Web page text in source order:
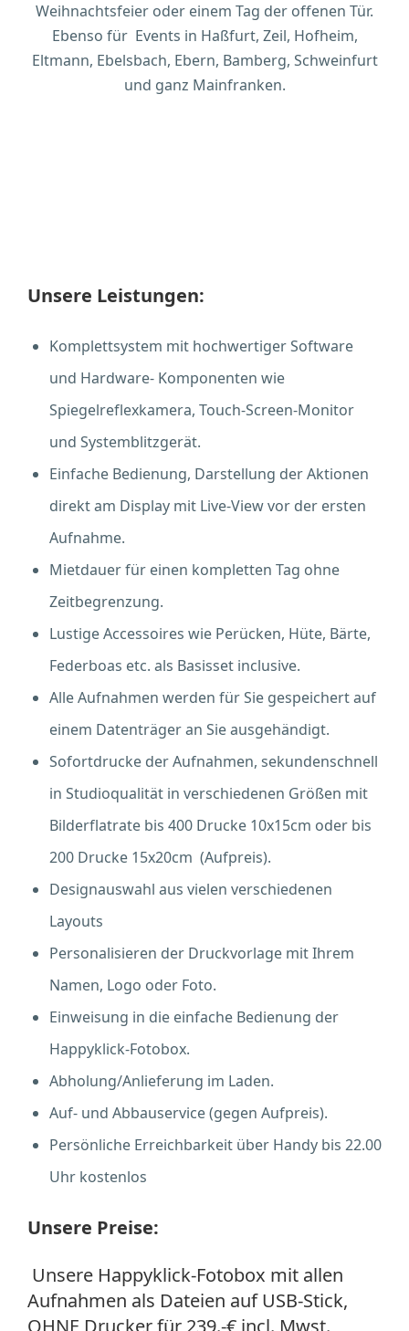
Weihnachtsfeier oder einem Tag der offenen Tür.
Ebenso für Events in Haßfurt, Zeil, Hofheim,
Eltmann, Ebelsbach, Ebern, Bamberg, Schweinfurt
und ganz Mainfranken.
Unsere Leistungen:
Komplettsystem mit hochwertiger Software
und Hardware- Komponenten wie
Spiegelreflexkamera, Touch-Screen-Monitor
und Systemblitzgerät.
Einfache Bedienung, Darstellung der Aktionen
direkt am Display mit Live-View vor der ersten
Aufnahme.
Mietdauer für einen kompletten Tag ohne
Zeitbegrenzung.
Lustige Accessoires wie Perücken, Hüte, Bärte,
Federboas etc. als Basisset inclusive.
Alle Aufnahmen werden für Sie gespeichert auf
einem Datenträger an Sie ausgehändigt.
Sofortdrucke der Aufnahmen, sekundenschnell
in Studioqualität in verschiedenen Größen mit
Bilderflatrate bis 400 Drucke 10x15cm oder bis
200 Drucke 15x20cm (Aufpreis).
Designauswahl aus vielen verschiedenen
Layouts
Personalisieren der Druckvorlage mit Ihrem
Namen, Logo oder Foto.
Einweisung in die einfache Bedienung der
Happyklick-Fotobox.
Abholung/Anlieferung im Laden.
Auf- und Abbauservice (gegen Aufpreis).
Persönliche Erreichbarkeit über Handy bis 22.00
Uhr kostenlos
Unsere Preise:
Unsere Happyklick-Fotobox mit allen
Aufnahmen als Dateien auf USB-Stick,
OHNE Drucker für 239.-€ incl. Mwst.